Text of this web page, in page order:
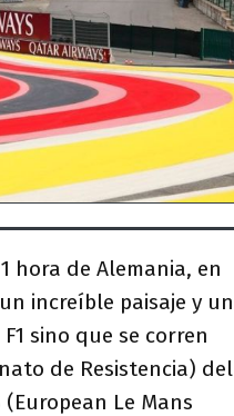
hora de Alemania, en
increíble paisaje y un
sino que se corren
de Resistencia) del
Le Mans